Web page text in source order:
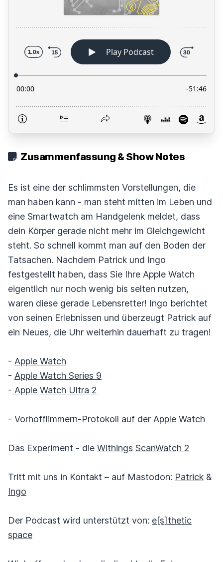
Zusammenfassung & Show Notes
Es ist eine der schlimmsten Vorstellungen, die
man haben kann - man steht mitten im Leben und
eine Smartwatch am Handgelenk meldet, dass
dein Körper gerade nicht mehr im Gleichgewicht
steht. So schnell kommt man auf den Boden der
Tatsachen. Nachdem Patrick und Ingo
festgestellt haben, dass Sie Ihre Apple Watch
eigentlich nur noch wenig bis selten nutzen,
waren diese gerade Lebensretter! Ingo berichtet
von seinen Erlebnissen und überzeugt Patrick auf
ein Neues, die Uhr weiterhin dauerhaft zu tragen!
- Apple Watch
- Apple Watch Series 9
- Apple Watch Ultra 2
- Vorhofflimmern-Protokoll auf der Apple Watch
Das Experiment - die Withings ScanWatch 2
Tritt mit uns in Kontakt – auf Mastodon: Patrick &
Ingo
Der Podcast wird unterstützt von: e[s]thetic
space